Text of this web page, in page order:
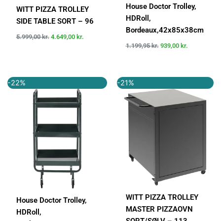
WITT PIZZA TROLLEY
SIDE TABLE SORT – 96
5.999,00kr. 4.649,00 kr.
House Doctor Trolley,
HDRoll,
Bordeaux,42x85x38cm
1.199,95kr. 939,00 kr.
-22%
House Doctor Trolley,
HDRoll,
oprindelige
pris
var:
aktuelle
pris
er:
-21%
WITT PIZZA TROLLEY
MASTER PIZZAOVN
oprindelige
var:
aktuelle
pris
er: